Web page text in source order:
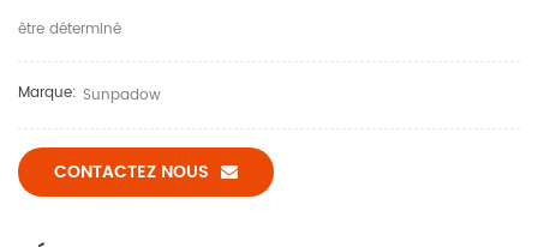
être déterminé
Marque: Sunpadow
CONTACTEZ NOUS